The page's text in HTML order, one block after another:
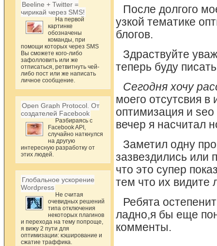
Beeline + Twitter =
чирикай через SMS!
На первой
картинке
обозначены
команды, при
помощи которых через SMS
Вы сможете кого-либо
зафолловить или же
отписаться, ретвитнуть чей-
либо пост или же написать
личное сообщение.
Open Graph Protocol. От
создателей Facebook
Разбираясь с
Facebook API,
случайно наткнулся
на другую
интересную разработку от
этих людей.
Глобальное ускорение
Wordpress
Не считая
очевидных решений
типа отключения
некоторых плагинов
и перехода на тему попроще,
я вижу 2 пути для
оптимизации: кэширование и
сжатие траффика.
После долгого
узкой тематике
блогов.
Здраствуйте
теперь буду
Сегодня хочу
моего отсутсвия в
оптимизация и
вечер я насчитал
Заметил одну
зазвездились или
что это супер
тем что их видите
Ребята
ладно,я бы еще
комменты.